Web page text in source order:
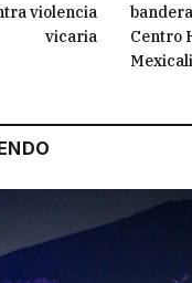
violencia
vicaria
Centro
Mexicali